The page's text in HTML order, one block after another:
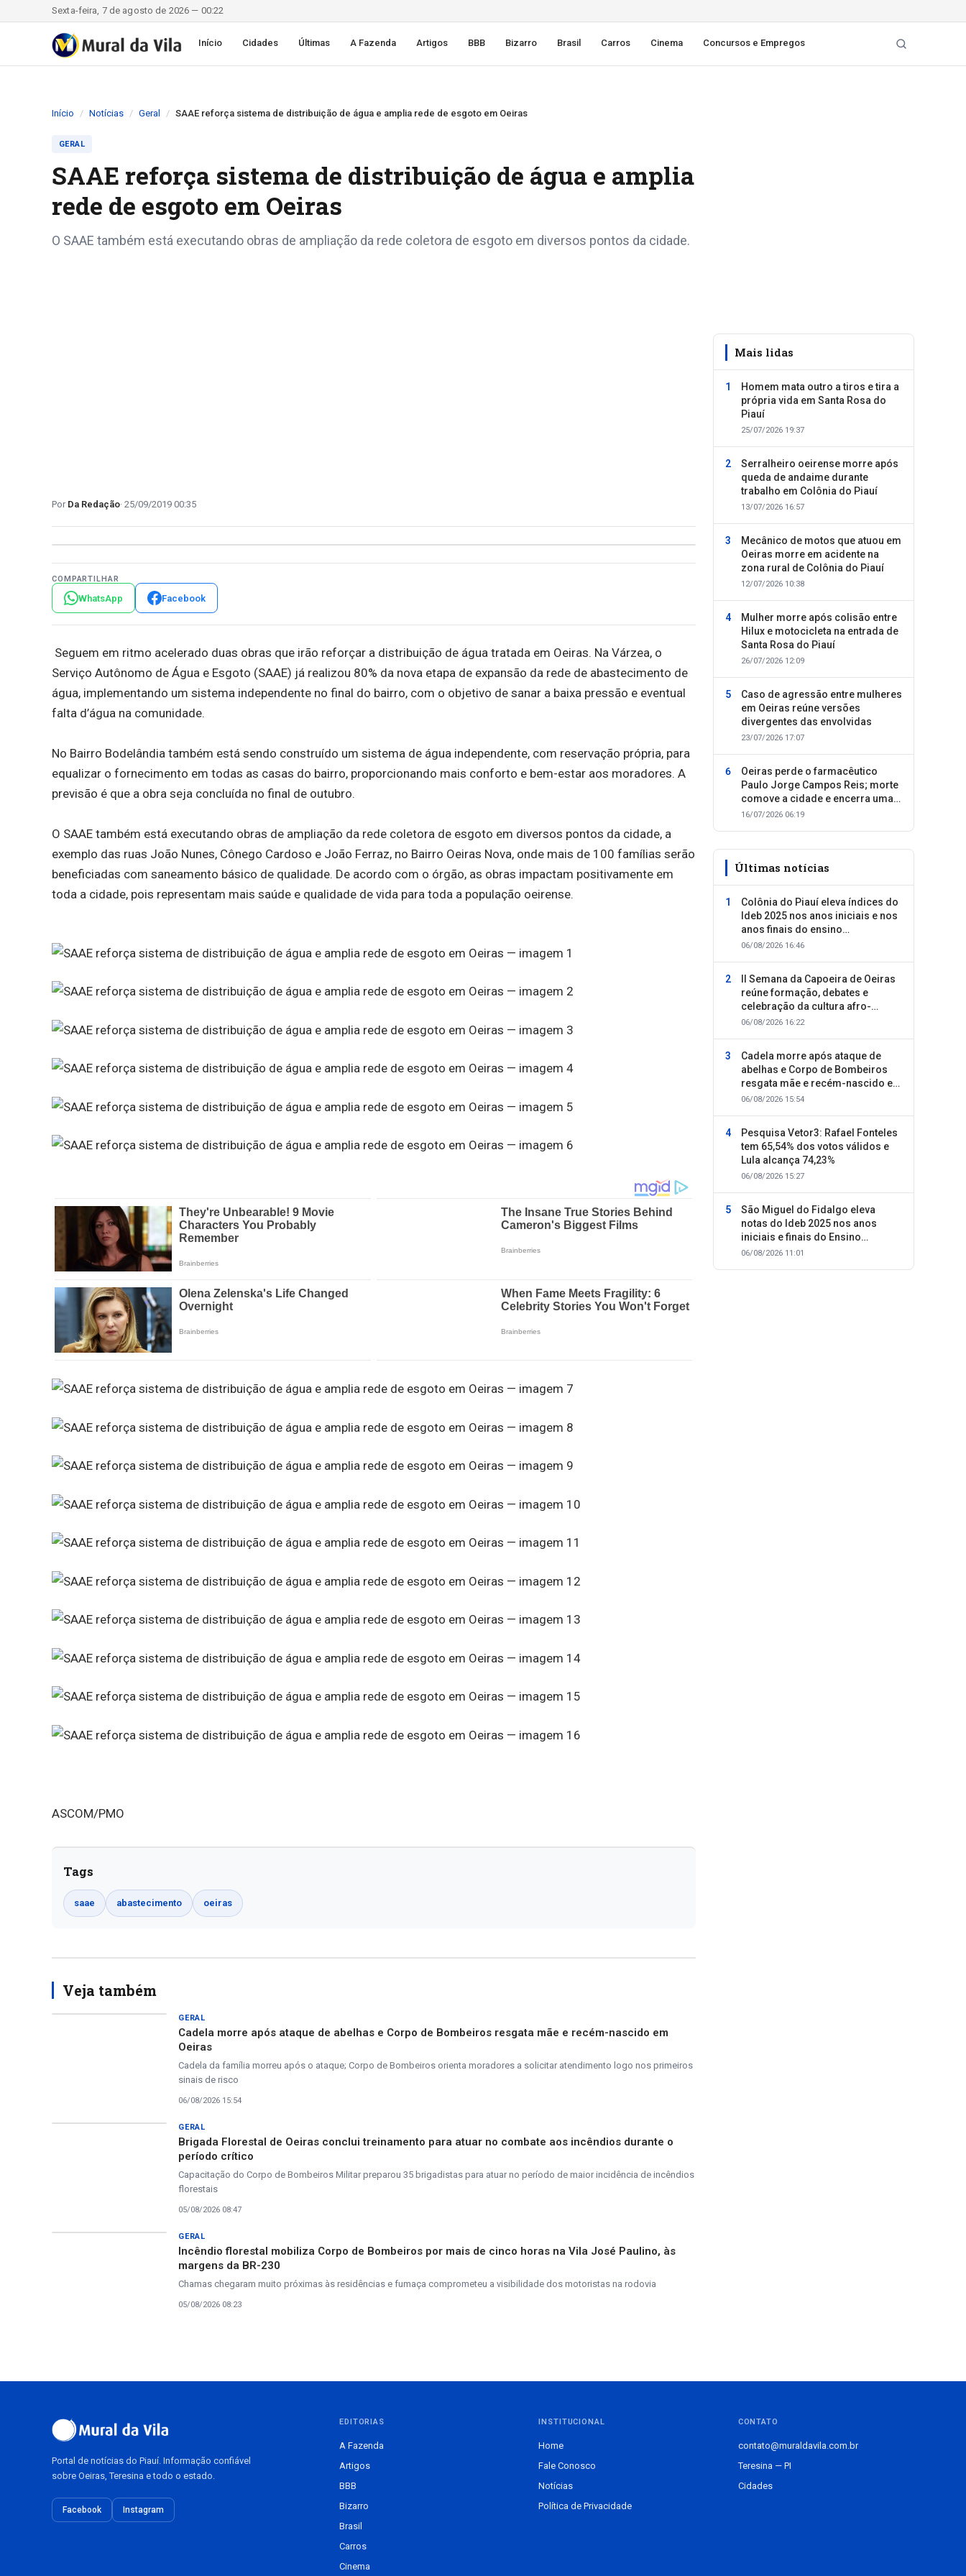
Sexta-feira, 7 de agosto de 2026 — 00:22
Início Cidades Últimas A Fazenda Artigos BBB Bizarro Brasil Carros Cinema Concursos e Empregos
Início Notícias Geral SAAE reforça sistema de distribuição de água e amplia rede de esgoto em Oeiras
GERAL
SAAE reforça sistema de distribuição de água e amplia
rede de esgoto em Oeiras
O SAAE também está executando obras de ampliação da rede coletora de esgoto em diversos pontos da cidade.
Da Redação 25/09/2019 00:35
COMPARTILHAR
WhatsApp Facebook
Seguem em ritmo acelerado duas obras que irão reforçar a distribuição de água tratada em Oeiras. Na Várzea, o
Serviço Autônomo de Água e Esgoto (SAAE) já realizou 80% da nova etapa de expansão da rede de abastecimento de
água, implementando um sistema independente no final do bairro, com o objetivo de sanar a baixa pressão e eventual
falta d’água na comunidade.
No Bairro Bodelândia também está sendo construído um sistema de água independente, com reservação própria, para
equalizar o fornecimento em todas as casas do bairro, proporcionando mais conforto e bem-estar aos moradores. A
previsão é que a obra seja concluída no final de outubro.
O SAAE também está executando obras de ampliação da rede coletora de esgoto em diversos pontos da cidade, a
exemplo das ruas João Nunes, Cônego Cardoso e João Ferraz, no Bairro Oeiras Nova, onde mais de 100 famílias serão
beneficiadas com saneamento básico de qualidade. De acordo com o órgão, as obras impactam positivamente em
toda a cidade, pois representam mais saúde e qualidade de vida para toda a população oeirense.
ASCOM/PMO
Tags
saae abastecimento oeiras
Veja também
GERAL
Cadela morre após ataque de abelhas e Corpo de Bombeiros resgata mãe e recém-nascido em
Oeiras
Cadela da família morreu após o ataque; Corpo de Bombeiros orienta moradores a solicitar atendimento logo nos primeiros
sinais de risco
06/08/2026 15:54
GERAL
Brigada Florestal de Oeiras conclui treinamento para atuar no combate aos incêndios durante o
período crítico
Capacitação do Corpo de Bombeiros Militar preparou 35 brigadistas para atuar no período de maior incidência de incêndios
florestais
05/08/2026 08:47
GERAL
Incêndio florestal mobiliza Corpo de Bombeiros por mais de cinco horas na Vila José Paulino, às
margens da BR-230
Chamas chegaram muito próximas às residências e fumaça comprometeu a visibilidade dos motoristas na rodovia
05/08/2026 08:23
Mais lidas
Homem mata outro a tiros e tira a
própria vida em Santa Rosa do
Piauí
25/07/2026 19:37
Serralheiro oeirense morre após
queda de andaime durante
trabalho em Colônia do Piauí
13/07/2026 16:57
Mecânico de motos que atuou em
Oeiras morre em acidente na
zona rural de Colônia do Piauí
12/07/2026 10:38
Mulher morre após colisão entre
Hilux e motocicleta na entrada de
Santa Rosa do Piauí
26/07/2026 12:09
Caso de agressão entre mulheres
em Oeiras reúne versões
divergentes das envolvidas
23/07/2026 17:07
Oeiras perde o farmacêutico
Paulo Jorge Campos Reis; morte
comove a cidade e encerra uma
trajetória dedicada ao cuidado
16/07/2026 06:19
Últimas notícias
Colônia do Piauí eleva índices do
Ideb 2025 nos anos iniciais e nos
anos finais do ensino
fundamental
06/08/2026 16:46
II Semana da Capoeira de Oeiras
reúne formação, debates e
celebração da cultura afro-
brasileira
06/08/2026 16:22
Cadela morre após ataque de
abelhas e Corpo de Bombeiros
resgata mãe e recém-nascido em
Oeiras
06/08/2026 15:54
Pesquisa Vetor3: Rafael Fonteles
tem 65,54% dos votos válidos e
Lula alcança 74,23%
06/08/2026 15:27
São Miguel do Fidalgo eleva
notas do Ideb 2025 nos anos
iniciais e finais do Ensino
Fundamental
06/08/2026 11:01
Portal de notícias do Piauí. Informação confiável
sobre Oeiras, Teresina e todo o estado.
Facebook Instagram
EDITORIAS
A Fazenda
Artigos
BBB
Bizarro
Brasil
Carros
Cinema
INSTITUCIONAL
Home
Fale Conosco
Notícias
Política de Privacidade
CONTATO
contato@muraldavila.com.br
Teresina — PI
Cidades